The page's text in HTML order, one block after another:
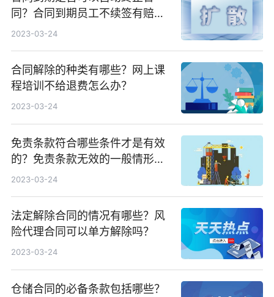
同？合同到期员工不续签有赔偿
吗？
2023-03-24
合同解除的种类有哪些？网上课
程培训不给退费怎么办？
2023-03-24
免责条款符合哪些条件才是有效
的？免责条款无效的一般情形有
哪些？
2023-03-24
法定解除合同的情况有哪些？风
险代理合同可以单方解除吗？
2023-03-24
仓储合同的必备条款包括哪些？